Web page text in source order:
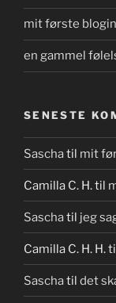
mit første
en gammel
SENESTE
Saschatil mit
Camilla C. H.til
Saschatil jeg
Camilla C. H. H.
Saschatil det